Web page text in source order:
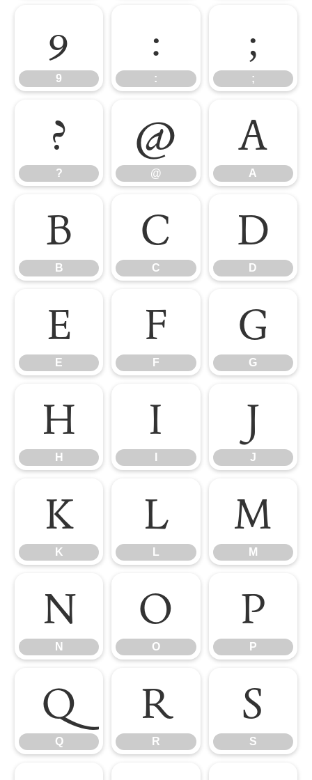
9
9
:
:
;
;
?
?
@
@
A
A
B
B
C
C
D
D
E
E
F
F
G
G
H
H
I J
J
K
K
L
L
M
M
N
N
O
O
P
P
Q
Q
R
R
S
S